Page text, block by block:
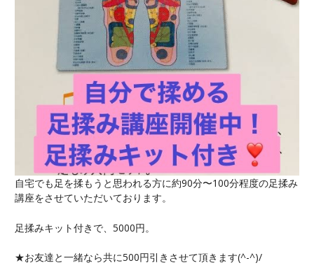
自宅でも足を揉もうと思われる方に約90分〜100分程度の足揉み
講座をさせていただいております。
足揉みキット付きで、5000円。
★お友達と一緒なら共に500円引きさせて頂きます(^-^)/